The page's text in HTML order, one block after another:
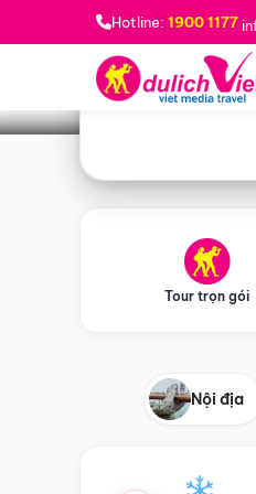
Hotline: 1900 1177
Bạn muốn đi đâu? *
Tour trọn gói
Nội địa